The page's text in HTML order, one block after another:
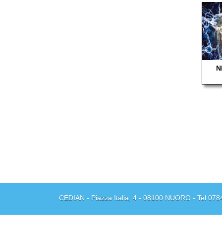
CEDIAN - Piazza Italia, 4 - 08100 NUORO - Tel